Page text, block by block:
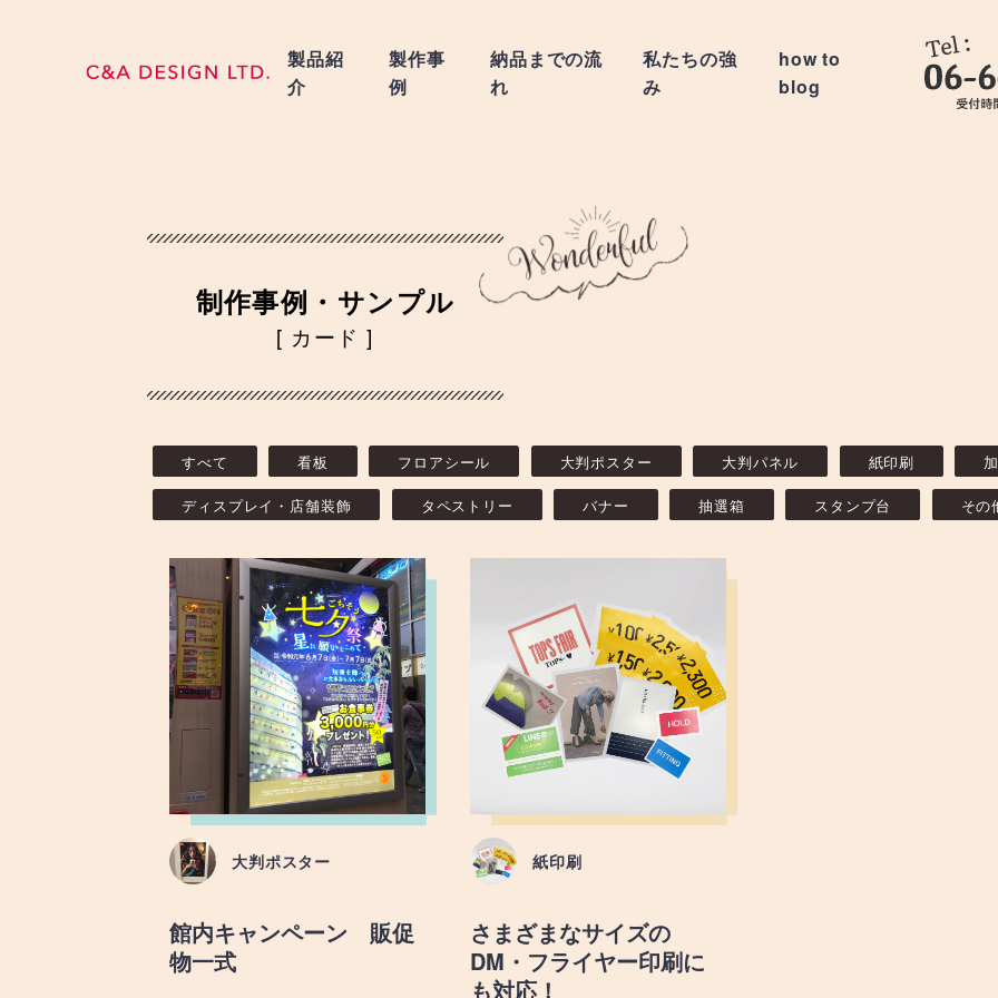
製品紹
介
製作事
例
納品までの流
れ
私たちの強
み
how to
blog
制作事例・サンプル
[ カード ]
すべて 看板 フロアシール 大判ポスター 大判パネル 紙印刷
ディスプレイ・店舗装飾 タペストリー バナー 抽選箱 スタンプ台 その
大判ポスター
館内キャンペーン 販促
物一式
紙印刷
さまざまなサイズの
DM・フライヤー印刷に
も対応！